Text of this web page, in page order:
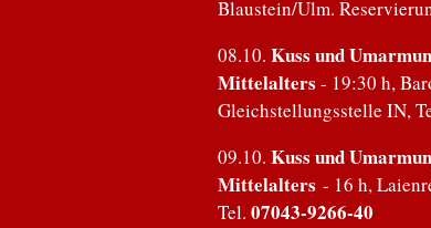
Blaustein/Ulm.
08.10. Kuss und
Mittelalters - 19:30 h,
Gleichstellungsstelle IN,
09.10. Kuss und
Mittelalters - 16 h,
Tel. 07043-9266-40